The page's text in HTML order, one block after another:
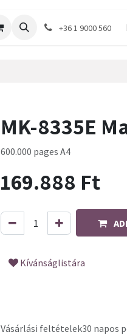
+36 1 9000 560
MK-8335E
600.000 pages A4
169.888 Ft
Kívánságlistára
Vásárlási feltételek30 napos